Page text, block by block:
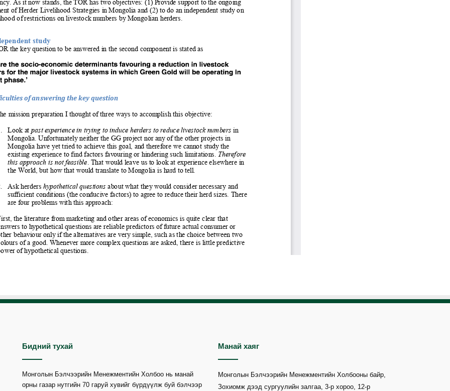
Бидний тухай
Монголын Бэлчээрийн Менежментийн Холбоо нь манай
орны газар нутгийн 70 гаруй хувийг бүрдүүлж буй бэлчээр
Манай хаяг
Монголын Бэлчээрийн Менежментийн Холбооны байр,
Зохиомж дээд сургуулийн залгаа, 3-р хороо, 12-р